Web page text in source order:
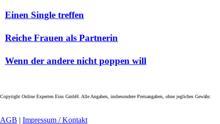
Einen Single treffen
Reiche Frauen als Partnerin
Wenn der andere nicht poppen will
Copyright Online Experten Eins GmbH. Alle Angaben, insbesondere Preisangaben, ohne jegliches Gewähr.
AGB | Impressum / Kontakt